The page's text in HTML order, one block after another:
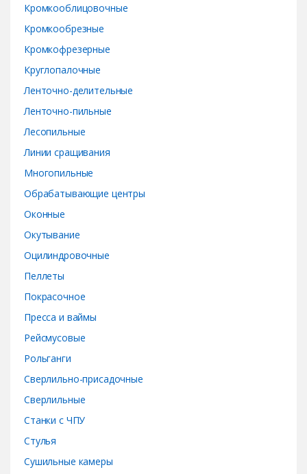
Кромкооблицовочные
Кромкообрезные
Кромкофрезерные
Круглопалочные
Ленточно-делительные
Ленточно-пильные
Лесопильные
Линии сращивания
Многопильные
Обрабатывающие центры
Оконные
Окутывание
Оцилиндровочные
Пеллеты
Покрасочное
Пресса и ваймы
Рейсмусовые
Рольганги
Сверлильно-присадочные
Сверлильные
Станки с ЧПУ
Стулья
Сушильные камеры